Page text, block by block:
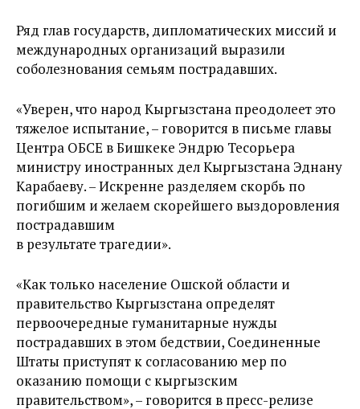
Ряд глав государств, дипломатических миссий и
международных организаций выразили
соболезнования семьям пострадавших.
«Уверен, что народ Кыргызстана преодолеет это
тяжелое испытание, – говорится в письме главы
Центра ОБСЕ в Бишкеке Эндрю Тесорьера
министру иностранных дел Кыргызстана Эднану
Карабаеву. – Искренне разделяем скорбь по
погибшим и желаем скорейшего выздоровления
пострадавшим
в результате трагедии».
«Как только население Ошской области и
правительство Кыргызстана определят
первоочередные гуманитарные нужды
пострадавших в этом бедствии, Соединенные
Штаты приступят к согласованию мер по
оказанию помощи с кыргызским
правительством», – говорится в пресс-релизе